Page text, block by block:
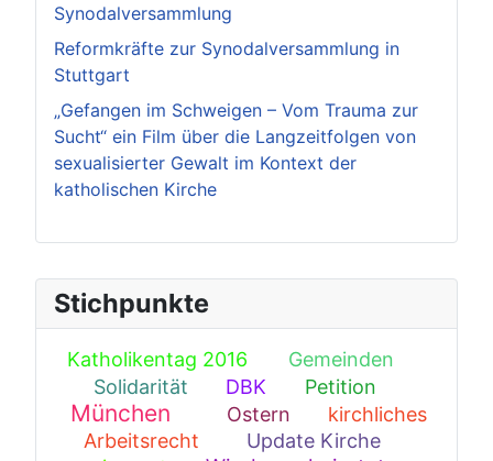
Stichpunkte
Katholikentag 2016 Gemeinden
Solidarität DBK Petition
München Ostern
kirchliches
Arbeitsrecht
Update Kirche
Synodalversammlung
Reformkräfte zur Synodalversammlung in
Stuttgart
„Gefangen im Schweigen – Vom Trauma zur
Sucht“ ein Film über die Langzeitfolgen von
sexualisierter Gewalt im Kontext der
katholischen Kirche